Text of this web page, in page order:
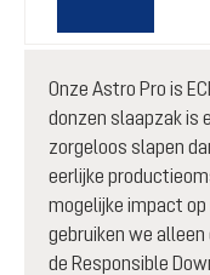
Onze Astro Pro is
donzen slaapzak is
zorgeloos slapen
eerlijke
mogelijke impact op
gebruiken we
de Responsible